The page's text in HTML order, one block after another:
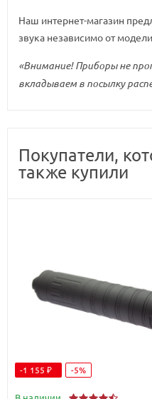
Наш интернет-магазин
звука независимо от
«Внимание! Приборы не
вкладываем в посылку
Покупатели,
также купили
-1 155 -5%